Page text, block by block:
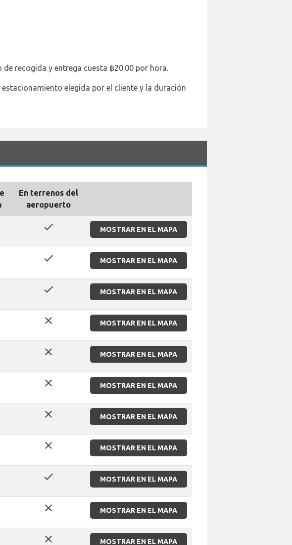
recogida y entrega cuesta ฿20.00 por hora.
elegida por el cliente y la duración
En terrenos del
aeropuerto
done MOSTRAR EN EL MAPA
done MOSTRAR EN EL MAPA
done MOSTRAR EN EL MAPA
close MOSTRAR EN EL MAPA
close MOSTRAR EN EL MAPA
close MOSTRAR EN EL MAPA
close MOSTRAR EN EL MAPA
close MOSTRAR EN EL MAPA
done MOSTRAR EN EL MAPA
close MOSTRAR EN EL MAPA
close MOSTRAR EN EL MAPA